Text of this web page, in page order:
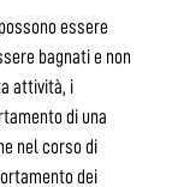
essere
bagnati e non
attività, i
di una
nel corso di
dei